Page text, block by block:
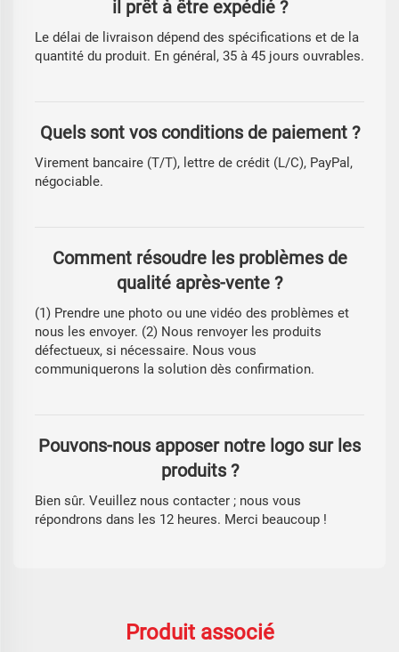
il prêt à être expédié ?
Le délai de livraison dépend des spécifications et de la
quantité du produit. En général, 35 à 45 jours ouvrables.
Quels sont vos conditions de paiement ?
Virement bancaire (T/T), lettre de crédit (L/C), PayPal,
négociable.
Comment résoudre les problèmes de
qualité après-vente ?
(1) Prendre une photo ou une vidéo des problèmes et
nous les envoyer. (2) Nous renvoyer les produits
défectueux, si nécessaire. Nous vous
communiquerons la solution dès confirmation.
Pouvons-nous apposer notre logo sur les
produits ?
Bien sûr. Veuillez nous contacter ; nous vous
répondrons dans les 12 heures. Merci beaucoup !
Produit associé